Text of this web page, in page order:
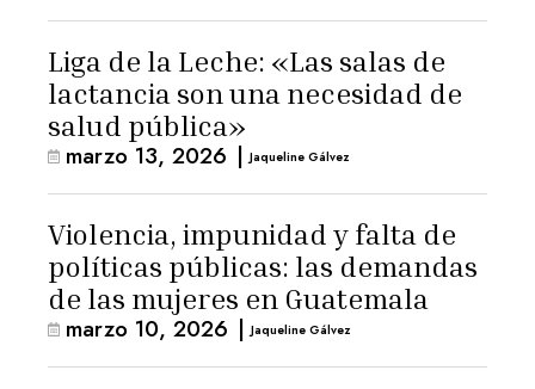
Liga de la Leche: «Las salas de
lactancia son una necesidad de
salud pública»
marzo 13, 2026 | Jaqueline Gálvez
Violencia, impunidad y falta de
políticas públicas: las demandas
de las mujeres en Guatemala
marzo 10, 2026 | Jaqueline Gálvez